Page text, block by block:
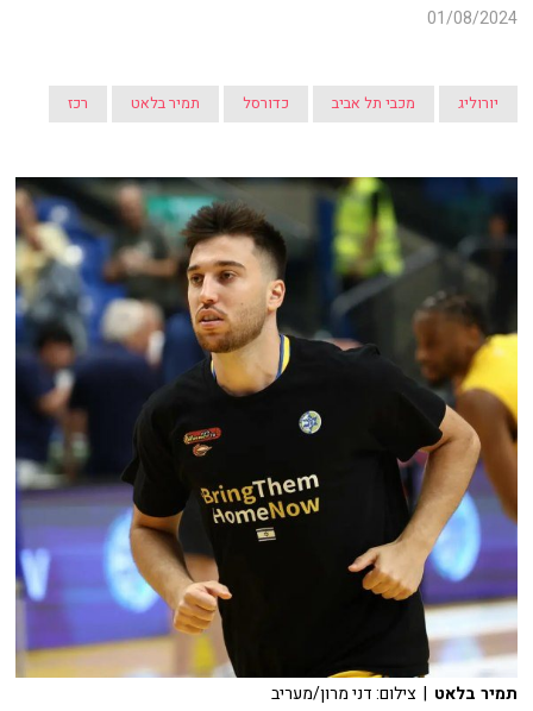
01/08/2024
יורוליג מכבי תל אביב כדורסל תמיר בלאט רכז
תמיר בלאט | צילום: דני מרון/מעריב